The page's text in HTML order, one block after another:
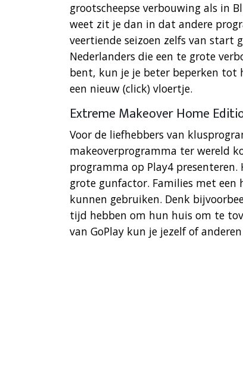
grootscheepse verbouwing als in
weet zit je dan in dat andere
veertiende seizoen zelfs van start
Nederlanders die een te grote
bent, kun je je beter beperken tot
een nieuw (click) vloertje.
Extreme Makeover Home
Voor de liefhebbers van
makeoverprogramma ter wereld
programma op Play4
grote gunfactor. Families met
kunnen gebruiken. Denk
tijd hebben om hun huis om te
van GoPlay kun je jezelf of